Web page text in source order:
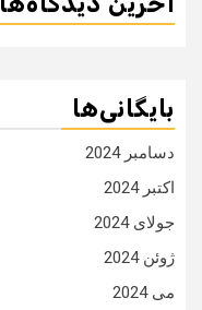
بایگانی‌ها
دسامبر 2024
اکتبر 2024
جولای 2024
ژوئن 2024
می 2024